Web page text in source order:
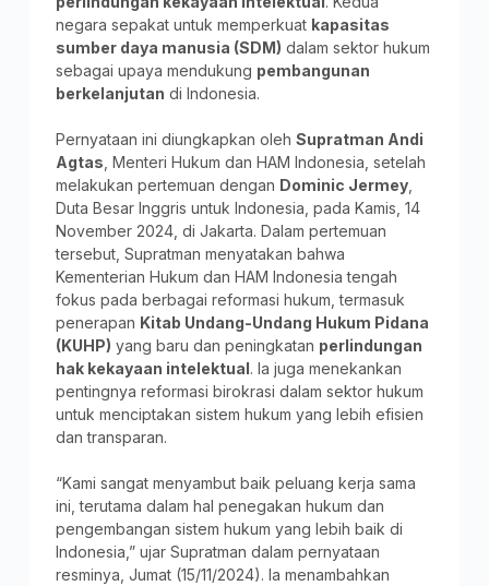
negara sepakat untuk memperkuat kapasitas
sumber daya manusia (SDM) dalam sektor hukum
sebagai upaya mendukung pembangunan
berkelanjutan di Indonesia.
Pernyataan ini diungkapkan oleh Supratman Andi
Agtas , Menteri Hukum dan HAM Indonesia, setelah
melakukan pertemuan dengan Dominic Jermey,
Duta Besar Inggris untuk Indonesia, pada Kamis, 14
November 2024, di Jakarta. Dalam pertemuan
tersebut, Supratman menyatakan bahwa
Kementerian Hukum dan HAM Indonesia tengah
fokus pada berbagai reformasi hukum, termasuk
penerapan Kitab Undang-Undang Hukum Pidana
(KUHP) yang baru dan peningkatan perlindungan
hak kekayaan intelektual. Ia juga menekankan
pentingnya reformasi birokrasi dalam sektor hukum
untuk menciptakan sistem hukum yang lebih efisien
dan transparan.
“Kami sangat menyambut baik peluang kerja sama
ini, terutama dalam hal penegakan hukum dan
pengembangan sistem hukum yang lebih baik di
Indonesia,” ujar Supratman dalam pernyataan
resminya, Jumat (15/11/2024). Ia menambahkan